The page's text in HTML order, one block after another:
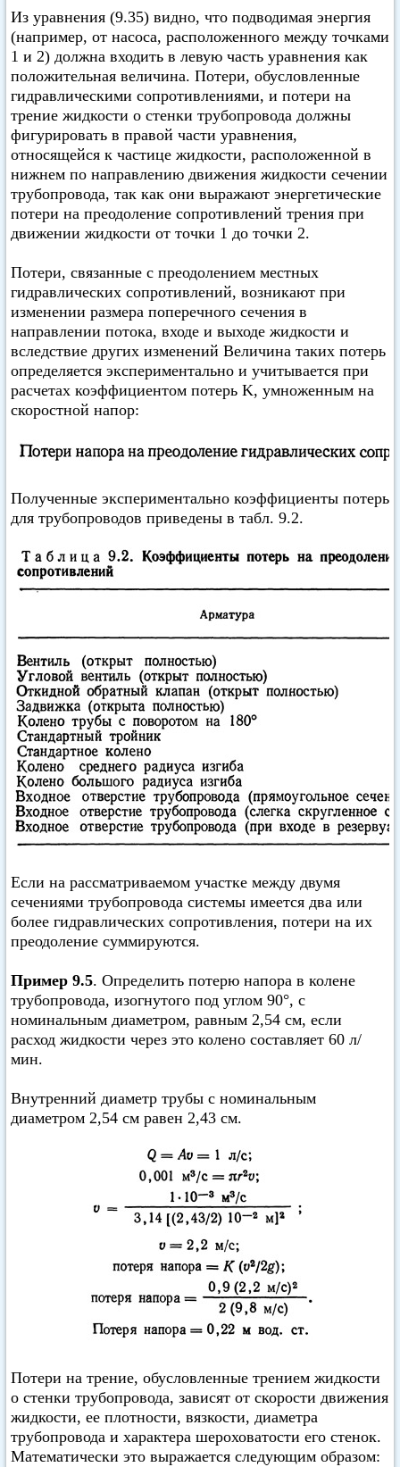
Из уравнения (9.35) видно, что подводимая энергия
(например, от насоса, расположенного между точками
1 и 2) должна входить в левую часть уравнения как
положительная величина. Потери, обусловленные
гидравлическими сопротивлениями, и потери на
трение жидкости о стенки трубопровода должны
фигурировать в правой части уравнения,
относящейся к частице жидкости, расположенной в
нижнем по направлению движения жидкости сечении
трубопровода, так как они выражают энергетические
потери на преодоление сопротивлений трения при
движении жидкости от точки 1 до точки 2.
Потери, связанные с преодолением местных
гидравлических сопротивлений, возникают при
изменении размера поперечного сечения в
направлении потока, входе и выходе жидкости и
вследствие других изменений Величина таких потерь
определяется экспериментально и учитывается при
расчетах коэффициентом потерь K, умноженным на
скоростной напор:
Полученные экспериментально коэффициенты потерь
для трубопроводов приведены в табл. 9.2.
Если на рассматриваемом участке между двумя
сечениями трубопровода системы имеется два или
более гидравлических сопротивления, потери на их
преодоление суммируются.
Пример 9.5. Определить потерю напора в колене
трубопровода, изогнутого под углом 90°, с
номинальным диаметром, равным 2,54 см, если
расход жидкости через это колено составляет 60 л/
мин.
Внутренний диаметр трубы с номинальным
диаметром 2,54 см равен 2,43 см.
Потери на трение, обусловленные трением жидкости
о стенки трубопровода, зависят от скорости движения
жидкости, ее плотности, вязкости, диаметра
трубопровода и характера шероховатости его стенок.
Математически это выражается следующим образом: